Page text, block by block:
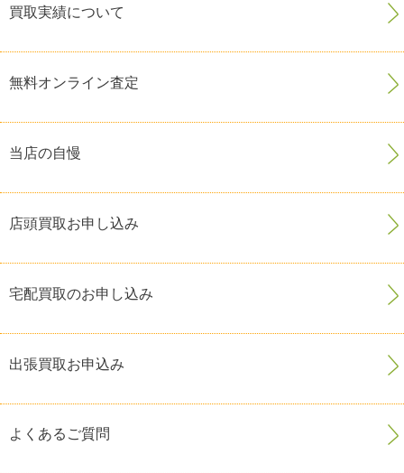
買取実績について
無料オンライン査定
当店の自慢
店頭買取お申し込み
宅配買取のお申し込み
出張買取お申込み
よくあるご質問